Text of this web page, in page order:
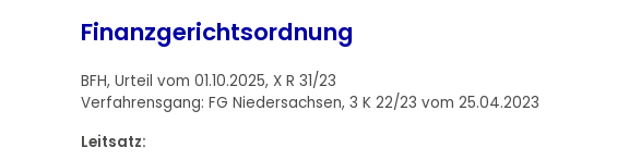
Finanzgerichtsordnung
BFH, Urteil vom 01.10.2025, X R 31/23
Verfahrensgang: FG Niedersachsen, 3 K 22/23 vom 25.04.2023
Leitsatz: